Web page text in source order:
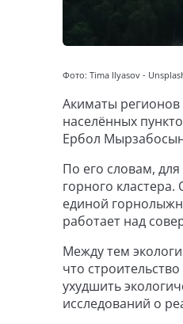
Фото: Tima Ilyasov -
Акиматы регионов
населённых
Ербол
По его словам,
горного
единой
работает над
Между тем
что
ухудшить
исследований о